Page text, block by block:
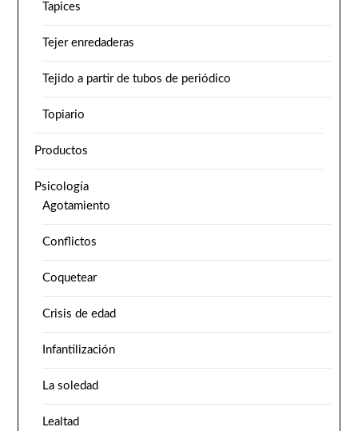
Tapices
Tejer enredaderas
Tejido a partir de tubos de periódico
Topiario
Productos
Psicología
Agotamiento
Conflictos
Coquetear
Crisis de edad
Infantilización
La soledad
Lealtad